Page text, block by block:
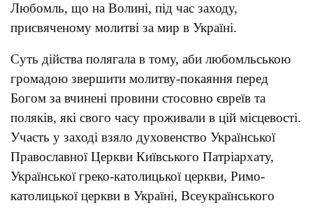
Любомль, що на Волині, під час заходу,
присвяченому молитві за мир в Україні.
Суть дійства полягала в тому, аби любомльською
громадою звершити молитву-покаяння перед
Богом за вчинені провини стосовно євреїв та
поляків, які свого часу проживали в цій місцевості.
Участь у заході взяло духовенство Української
Православної Церкви Київського Патріархату,
Української греко-католицької церкви, Римо-
католицької церкви в Україні, Всеукраїнського